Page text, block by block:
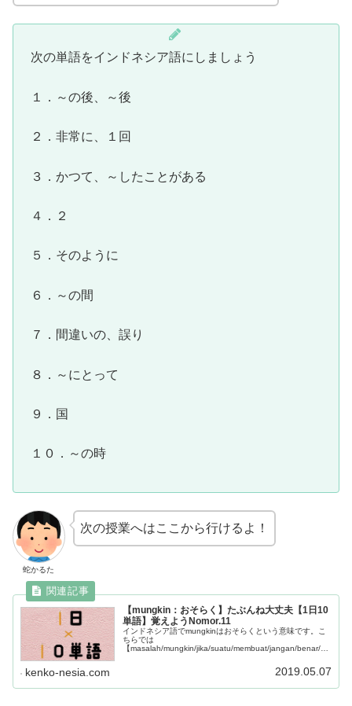
次の単語をインドネシア語にしましょう
１．～の後、～後
２．非常に、１回
３．かつて、～したことがある
４．２
５．そのように
６．～の間
７．間違いの、誤り
８．～にとって
９．国
１０．～の時
蛇かるた
次の授業へはここから行けるよ！
【mungkin：おそらく】たぶんね大丈夫【1日10
単語】覚えようNomor.11
インドネシア語でmungkinはおそらくという意味です。こ
ちらでは
【masalah/mungkin/jika/suatu/membuat/jangan/benar/m
kenko-nesia.com 2019.05.07